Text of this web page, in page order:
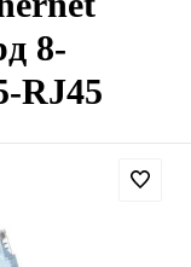
8-
RJ45